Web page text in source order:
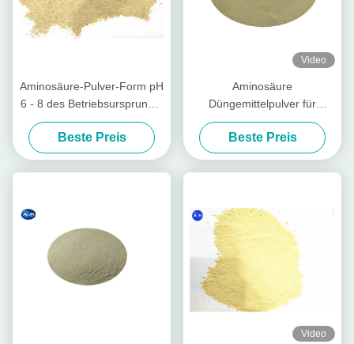
Aminosäure-Pulver-Form pH
6 - 8 des Betriebsursprungs-
hohe Stickstoff-organischen
Düngemittel-65%
Beste Preis
Video
Aminosäure
Düngemittelpulver für
Pflanzenwachstum PH 4-6
als alkalische
Bodenkonditioner
Beste Preis
Video